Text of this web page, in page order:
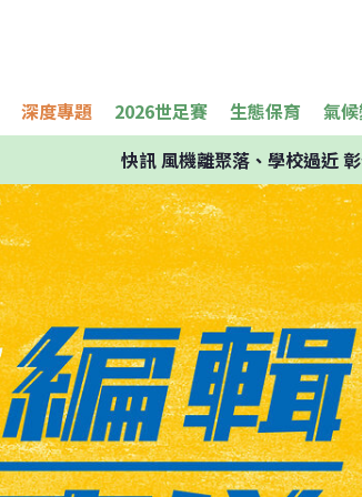
深度專題 2026世足賽 生態保育 氣
快訊風機離聚落、學校過近